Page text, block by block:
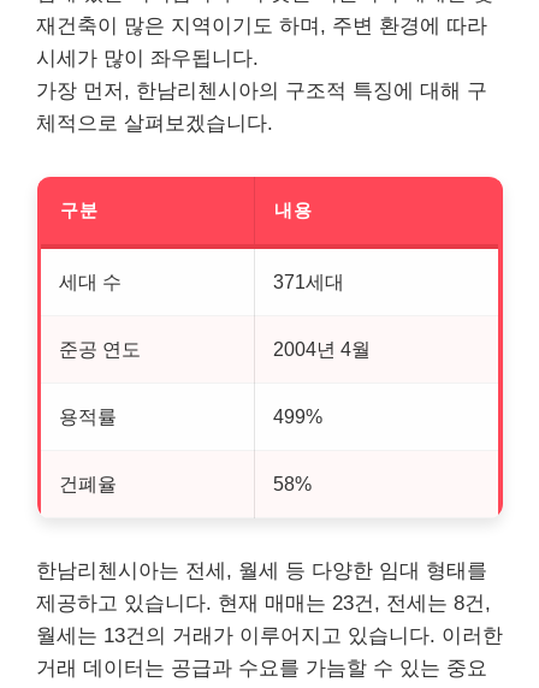
재건축이 많은 지역이기도 하며, 주변 환경에 따라
시세가 많이 좌우됩니다.
가장 먼저, 한남리첸시아의 구조적 특징에 대해 구
체적으로 살펴보겠습니다.
구분 내용
세대 수 371세대
준공 연도 2004년 4월
용적률 499%
건폐율 58%
한남리첸시아는 전세, 월세 등 다양한 임대 형태를
제공하고 있습니다. 현재 매매는 23건, 전세는 8건,
월세는 13건의 거래가 이루어지고 있습니다. 이러한
거래 데이터는 공급과 수요를 가늠할 수 있는 중요